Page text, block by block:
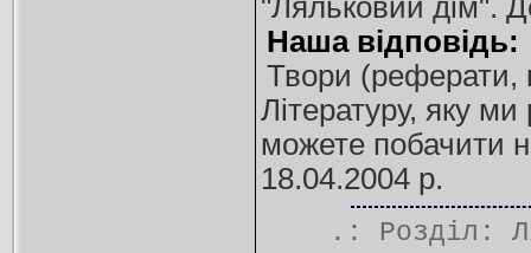
"Ляльковий дім".
Наша відповідь:
Твори (реферати,
Літературу, яку
можете побачити
18.04.2004 р.
.: Розділ: